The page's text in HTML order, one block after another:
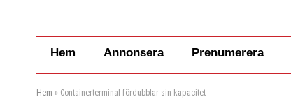
Hem Annonsera Prenumerera
Hem » Containerterminal fördubblar sin kapacitet